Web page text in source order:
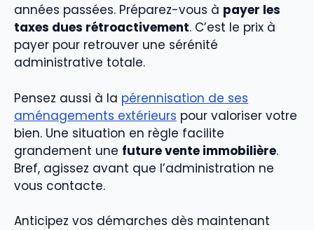
années passées. Préparez-vous à payer les
taxes dues rétroactivement. C’est le prix à
payer pour retrouver une sérénité
administrative totale.
Pensez aussi à la pérennisation de ses
aménagements extérieurs pour valoriser votre
bien. Une situation en règle facilite
grandement une future vente immobilière.
Bref, agissez avant que l’administration ne
vous contacte.
Anticipez vos démarches dès maintenant